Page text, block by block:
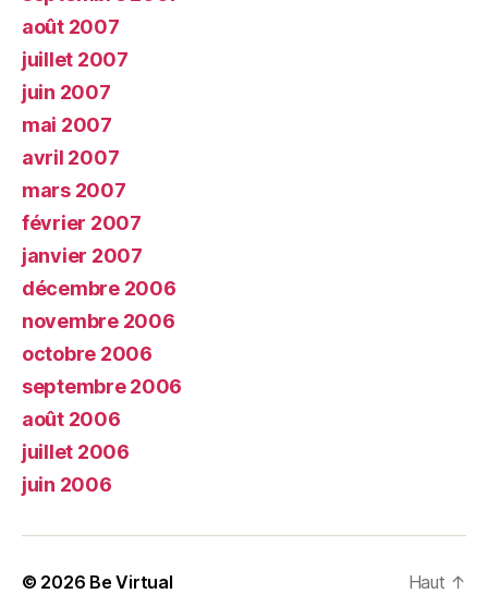
août 2007
juillet 2007
juin 2007
mai 2007
avril 2007
mars 2007
février 2007
janvier 2007
décembre 2006
novembre 2006
octobre 2006
septembre 2006
août 2006
juillet 2006
juin 2006
© 2026 Be Virtual Haut ↑